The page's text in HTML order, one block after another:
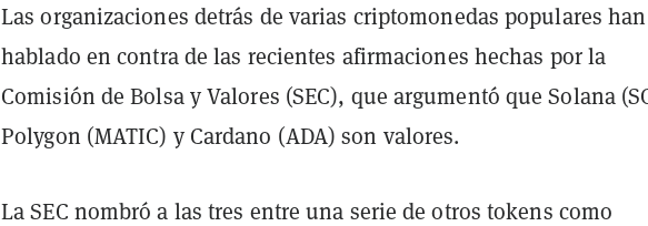
Las organizaciones detrás de varias criptomonedas populares han
hablado en contra de las recientes afirmaciones hechas por la
Comisión de Bolsa y Valores (SEC), que argumentó que Solana
Polygon (MATIC) y Cardano (ADA) son valores.
La SEC nombró a las tres entre una serie de otros tokens como